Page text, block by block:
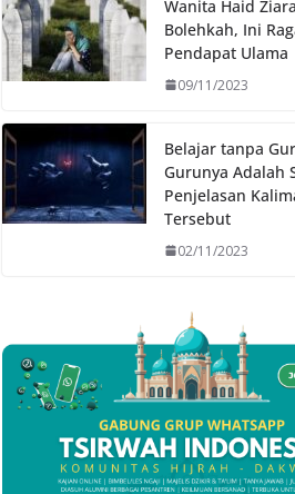
Wanita Haid
Bolehkah, Ini
Pendapat Ulama
09/11/2023
Belajar tanpa
Gurunya Adalah
Penjelasan
Tersebut
02/11/2023